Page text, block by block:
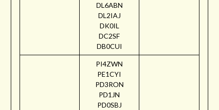
DL6ABN
DL2IAJ
DK0IL
DC2SF
DB0CUI
PI4ZWN
PE1CYI
PD3RON
PD1JN
PD0SBJ